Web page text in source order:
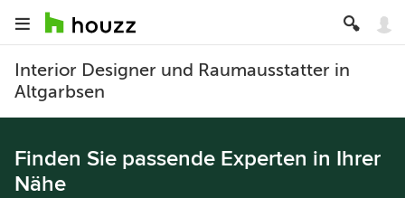
Interior Designer und Raumausstatter in
Altgarbsen
Finden Sie passende Experten in Ihrer
Nähe